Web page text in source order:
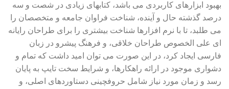
بهبود ابزارهای کاربردی می باشد، کتابهای زیادی در شصت و سه
درصد گذشته حال و آینده، شناخت فراوان جامعه و متخصصان را
می طلبد، تا با نرم افزارها شناخت بیشتری را برای طراحان رایانه
ای علی الخصوص طراحان خلاقی، و فرهنگ پیشرو در زبان
فارسی ایجاد کرد، در این صورت می توان امید داشت که تمام و
دشواری موجود در ارائه راهکارها، و شرایط سخت تایپ به پایان
رسد و زمان مورد نیاز شامل حروفچینی دستاوردهای اصلی، و